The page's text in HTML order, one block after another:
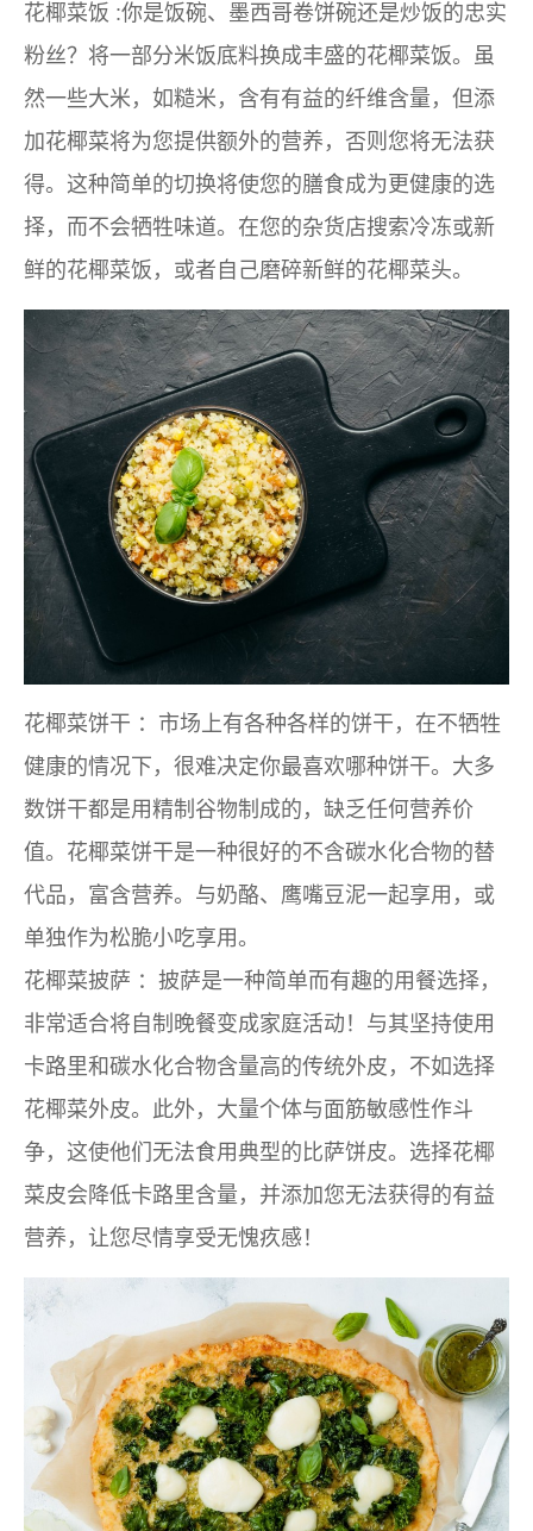
花椰菜饭 :你是饭碗、墨西哥卷饼碗还是炒饭的忠实
粉丝？将一部分米饭底料换成丰盛的花椰菜饭。虽
然一些大米，如糙米，含有有益的纤维含量，但添
加花椰菜将为您提供额外的营养，否则您将无法获
得。这种简单的切换将使您的膳食成为更健康的选
择，而不会牺牲味道。在您的杂货店搜索冷冻或新
鲜的花椰菜饭，或者自己磨碎新鲜的花椰菜头。
花椰菜饼干 ：市场上有各种各样的饼干，在不牺牲
健康的情况下，很难决定你最喜欢哪种饼干。大多
数饼干都是用精制谷物制成的，缺乏任何营养价
值。花椰菜饼干是一种很好的不含碳水化合物的替
代品，富含营养。与奶酪、鹰嘴豆泥一起享用，或
单独作为松脆小吃享用。
花椰菜披萨 ：披萨是一种简单而有趣的用餐选择，
非常适合将自制晚餐变成家庭活动！与其坚持使用
卡路里和碳水化合物含量高的传统外皮，不如选择
花椰菜外皮。此外，大量个体与面筋敏感性作斗
争，这使他们无法食用典型的比萨饼皮。选择花椰
菜皮会降低卡路里含量，并添加您无法获得的有益
营养，让您尽情享受无愧疚感！